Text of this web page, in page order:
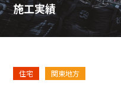
施工実績
住宅 関東地方